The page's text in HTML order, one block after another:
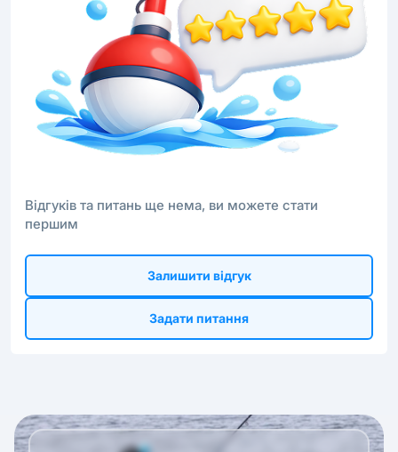
Відгуків та питань ще нема, ви можете стати
першим
Залишити відгук
Задати питання